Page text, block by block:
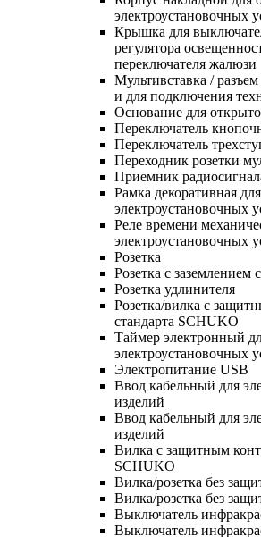
электроустановочных
Крышка для
регулятора
переключателя жалюзи
Мультивставка /
и для подключения
Основание для
Переключатель
Переключатель
Переходник розетки
Приемник
Рамка декоративная для
электроустановочных
Реле времени
электроустановочных
Розетка
Розетка с заземлением
Розетка удлинителя
Розетка/вилка с
стандарта SCHUKO
Таймер электронный
электроустановочных
Электропитание USB
Ввод кабельный для
изделий
Ввод кабельный для
изделий
Вилка с защитным
SCHUKO
Вилка/розетка без
Вилка/розетка без
Выключатель
Выключатель